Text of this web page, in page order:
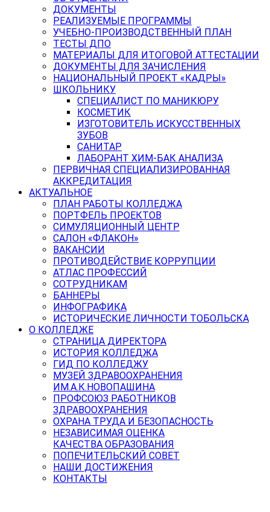
ДОКУМЕНТЫ
РЕАЛИЗУЕМЫЕ ПРОГРАММЫ
УЧЕБНО-ПРОИЗВОДСТВЕННЫЙ ПЛАН
ТЕСТЫ ДПО
МАТЕРИАЛЫ ДЛЯ ИТОГОВОЙ АТТЕСТАЦИИ
ДОКУМЕНТЫ ДЛЯ ЗАЧИСЛЕНИЯ
НАЦИОНАЛЬНЫЙ ПРОЕКТ «КАДРЫ»
ШКОЛЬНИКУ
СПЕЦИАЛИСТ ПО МАНИКЮРУ
КОСМЕТИК
ИЗГОТОВИТЕЛЬ ИСКУССТВЕННЫХ
ЗУБОВ
САНИТАР
ЛАБОРАНТ ХИМ-БАК АНАЛИЗА
ПЕРВИЧНАЯ СПЕЦИАЛИЗИРОВАННАЯ
АККРЕДИТАЦИЯ
АКТУАЛЬНОЕ
ПЛАН РАБОТЫ КОЛЛЕДЖА
ПОРТФЕЛЬ ПРОЕКТОВ
СИМУЛЯЦИОННЫЙ ЦЕНТР
САЛОН «ФЛАКОН»
ВАКАНСИИ
ПРОТИВОДЕЙСТВИЕ КОРРУПЦИИ
АТЛАС ПРОФЕССИЙ
СОТРУДНИКАМ
БАННЕРЫ
ИНФОГРАФИКА
ИСТОРИЧЕСКИЕ ЛИЧНОСТИ ТОБОЛЬСКА
О КОЛЛЕДЖЕ
СТРАНИЦА ДИРЕКТОРА
ИСТОРИЯ КОЛЛЕДЖА
ГИД ПО КОЛЛЕДЖУ
МУЗЕЙ ЗДРАВООХРАНЕНИЯ
ИМ.А.К.НОВОПАШИНА
ПРОФСОЮЗ РАБОТНИКОВ
ЗДРАВООХРАНЕНИЯ
ОХРАНА ТРУДА И БЕЗОПАСНОСТЬ
НЕЗАВИСИМАЯ ОЦЕНКА
КАЧЕСТВА ОБРАЗОВАНИЯ
ПОПЕЧИТЕЛЬСКИЙ СОВЕТ
НАШИ ДОСТИЖЕНИЯ
КОНТАКТЫ